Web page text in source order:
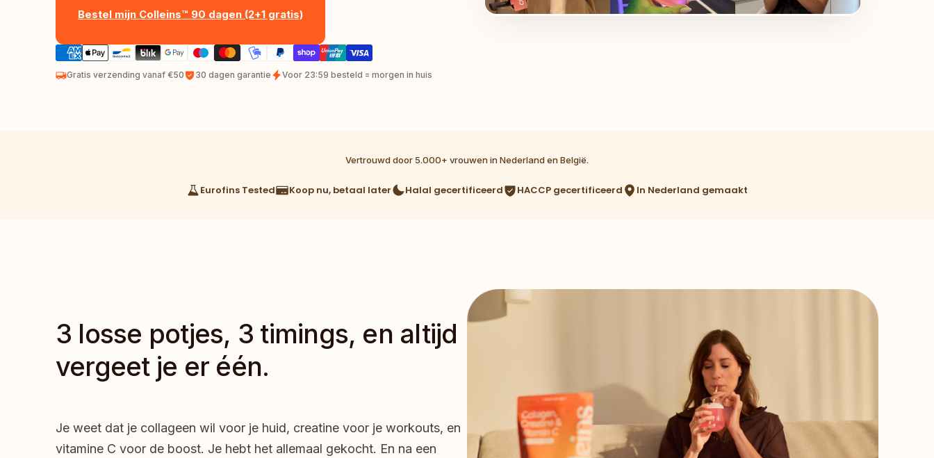
Bestel mijn Colleins™ 90 dagen (2+1 gratis)
Gratis verzending vanaf €50 30 dagen garantie Voor 23:59 besteld = morgen in huis
Vertrouwd door 5.000+ vrouwen in Nederland en België.
Eurofins Tested Koop nu, betaal later Halal gecertificeerd HACCP gecertificeerd In Nederland gemaakt
3 losse potjes, 3 timings, en altijd
vergeet je er één.
Je weet dat je collageen wil voor je huid, creatine voor je workouts, en
vitamine C voor de boost. Je hebt het allemaal gekocht. En na een